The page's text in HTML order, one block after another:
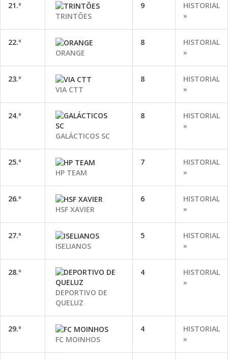
21.º
TRINTÕES
9
HISTORIAL
»
22.º
ORANGE
8
HISTORIAL
»
23.º
VIA CTT
8
HISTORIAL
»
24.º
GALÁCTICOS SC
8
HISTORIAL
»
25.º
HP TEAM
7
HISTORIAL
»
26.º
HSF XAVIER
6
HISTORIAL
»
27.º
ISELIANOS
5
HISTORIAL
»
28.º
DEPORTIVO DE
QUELUZ
4
HISTORIAL
»
29.º
FC MOINHOS
4
HISTORIAL
»